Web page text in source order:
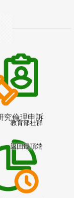
究倫理申訴
教育部社群
返回最頂端